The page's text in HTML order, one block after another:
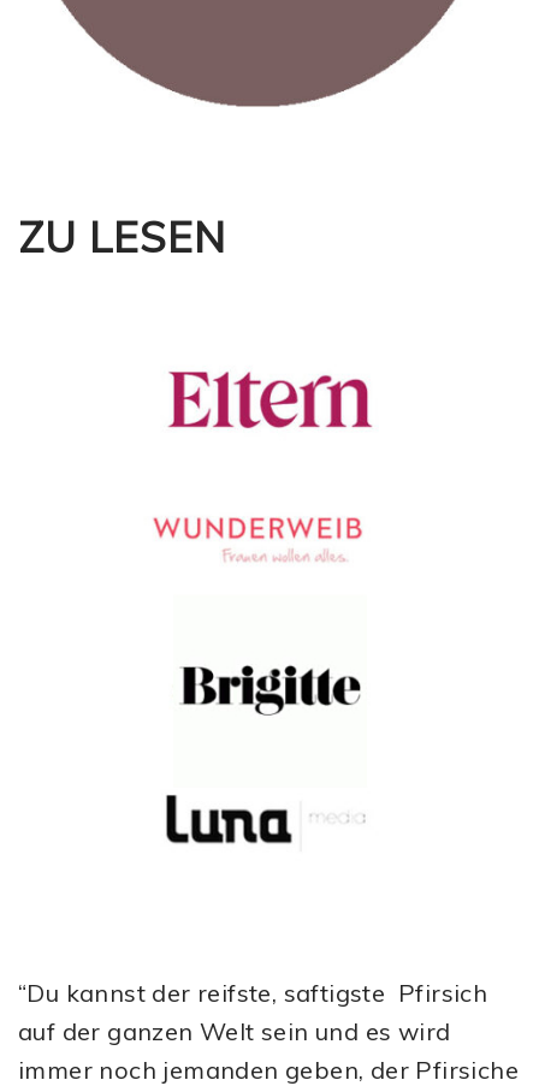
ZU LESEN
“Du kannst der reifste, saftigste Pfirsich
auf der ganzen Welt sein und es wird
immer noch jemanden geben, der Pfirsiche